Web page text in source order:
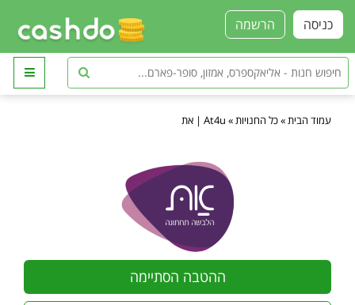
הרשמה כניסה
עמוד הבית »כל החנויות » At4u | את
ההטבה הסתיימה